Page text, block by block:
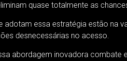
quase totalmente as
adotam essa estratégia estão na
desnecessárias no acesso.
abordagem inovadora combate